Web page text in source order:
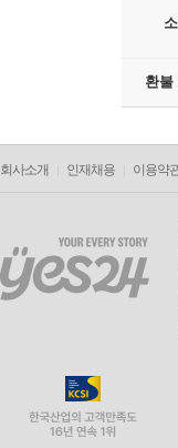
환불
회사소개 인재채용 이용약